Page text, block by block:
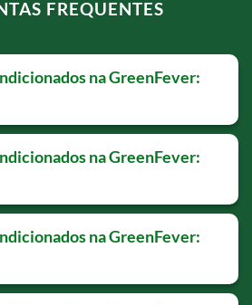
FREQUENTES
na GreenFever:
na GreenFever:
na GreenFever: